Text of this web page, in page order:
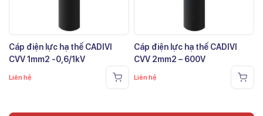
Cáp điện lực hạ thế CADIVI
CVV 1mm2 -0,6/1kV
Liên hệ
Cáp điện lực hạ thế CADIVI
CVV 2mm2 – 600V
Liên hệ